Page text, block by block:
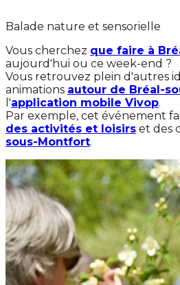
Balade nature et sensorielle
Vous cherchez que faire à
aujourd'hui ou ce week-end ?
Vous retrouvez plein d'autres
animations autour de Bréal-
l'application mobile Vivop.
Par exemple, cet événement
des activités et loisirs et des
sous-Montfort.